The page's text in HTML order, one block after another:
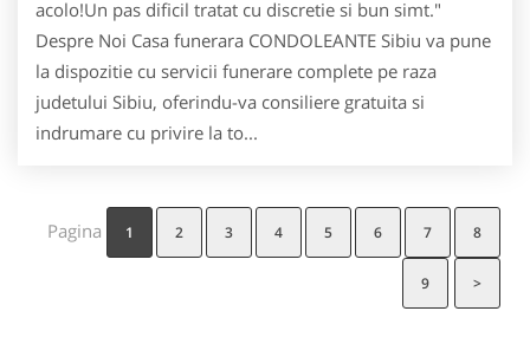
acolo!Un pas dificil tratat cu discretie si bun simt."
Despre Noi Casa funerara CONDOLEANTE Sibiu va pune
la dispozitie cu servicii funerare complete pe raza
judetului Sibiu, oferindu-va consiliere gratuita si
indrumare cu privire la to...
Pagina 1 2 3 4 5 6 7 8
9 >